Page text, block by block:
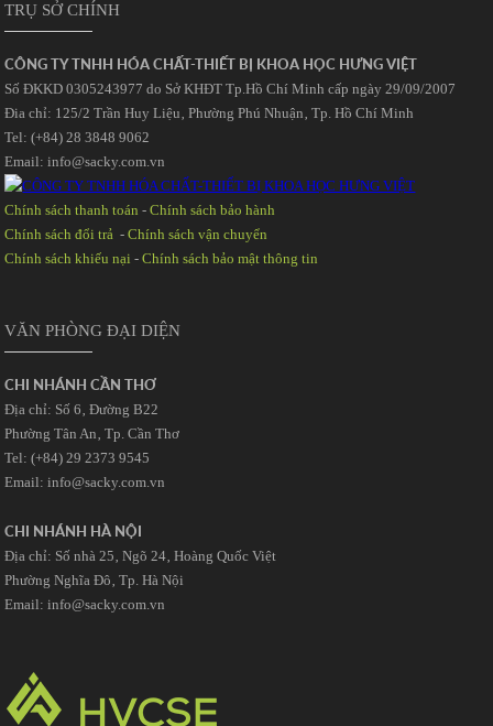
TRỤ SỞ CHÍNH
CÔNG TY TNHH HÓA CHẤT-THIẾT BỊ KHOA HỌC HƯNG VIỆT
Số ĐKKD 0305243977 do Sở KHĐT Tp.Hồ Chí Minh cấp ngày 29/09/2007
Đia chỉ: 125/2 Trần Huy Liệu‚ Phường Phú Nhuận‚ Tp. Hồ Chí Minh
Tel: (+84) 28 3848 9062
Email: info@sacky.com.vn
Chính sách thanh toán -Chính sách bảo hành
Chính sách đổi trả -Chính sách vận chuyển
Chính sách khiếu nại -Chính sách bảo mật thông tin
VĂN PHÒNG ĐẠI DIỆN
CHI NHÁNH CẦN THƠ
Địa chỉ: Số 6‚ Đường B22
Phường Tân An‚ Tp. Cần Thơ
Tel: (+84) 29 2373 9545
Email: info@sacky.com.vn
CHI NHÁNH HÀ NỘI
Địa chỉ: Số nhà 25‚ Ngõ 24‚ Hoàng Quốc Việt
Phường Nghĩa Đô‚ Tp. Hà Nội
Email: info@sacky.com.vn